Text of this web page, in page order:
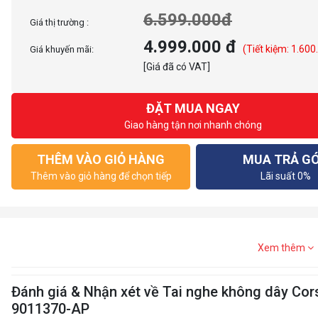
Giá thị trường : 6.599.000đ
Giá khuyến mãi: 4.999.000 đ
(Tiết kiệm:
[Giá đã có VAT]
ĐẶT MUA NGAY
Giao hàng tận nơi nhanh chóng
THÊM VÀO GIỎ HÀNG
Thêm vào giỏ hàng để chọn tiếp
MUA TRẢ
Lãi suất 0%
Xem thêm
Đánh giá & Nhận xét về Tai nghe không dây
9011370-AP